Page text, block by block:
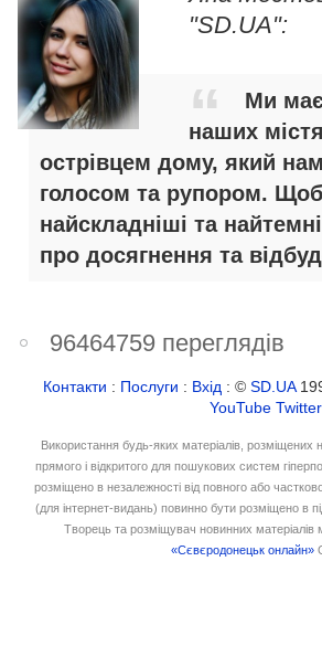
"SD.UA":
Ми
наших
острівцем дому, який
голосом та рупором.
найскладніші та
про досягнення та
96464759 переглядів
Контакти : Послуги : Вхід : ©SD.UA
YouTube Twitter
Використання будь-яких матеріалів,
прямого і відкритого для пошукових систем
розміщено в незалежності від повного або
(для інтернет-видань) повинно бути розміщено в
Творець та розміщувач новинних матеріалів
«Сєвєродонецьк онлайн»